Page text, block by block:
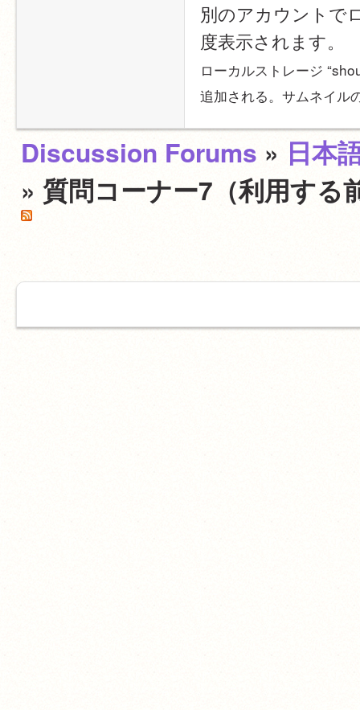
別のアカウントで
度表示されます。
ローカルストレージ
追加される。サムネイル
Discussion Forums » 日本
» 質問コーナー7（利用する